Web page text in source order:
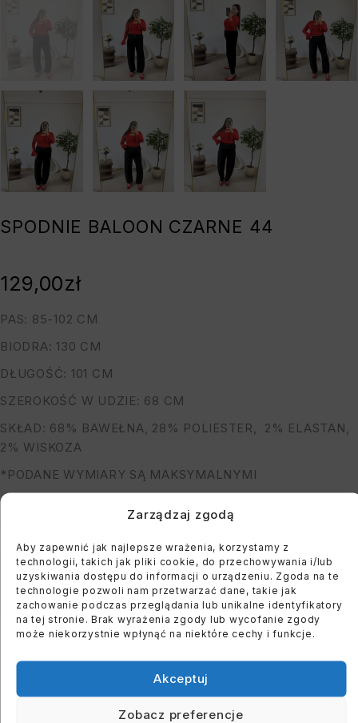
Zarządzaj zgodą
Aby zapewnić jak najlepsze wrażenia, korzystamy z
technologii, takich jak pliki cookie, do przechowywania i/lub
uzyskiwania dostępu do informacji o urządzeniu. Zgoda na te
technologie pozwoli nam przetwarzać dane, takie jak
zachowanie podczas przeglądania lub unikalne identyfikatory
na tej stronie. Brak wyrażenia zgody lub wycofanie zgody
może niekorzystnie wpłynąć na niektóre cechy i funkcje.
Akceptuj
Zobacz preferencje
SPODNIE BALOON CZARNE 44
PAS: 85-102 CM
BIODRA: 130 CM
DŁUGOŚĆ: 101 CM
SZEROKOŚĆ W UDZIE: 68 CM
SKŁAD: 68% BAWEŁNA, 28% POLIESTER, 2% ELASTAN,
2% WISKOZA
*PODANE WYMIARY SĄ MAKSYMALNYMI
MODELKA MA 164 CM WZROSTU, OBWÓD BIUSTU 122
CM I BIODER: 118 CM
129,00zł
You must register to use the waitlist feature. Please
login or create an account
PODOBNE PRODUKTY